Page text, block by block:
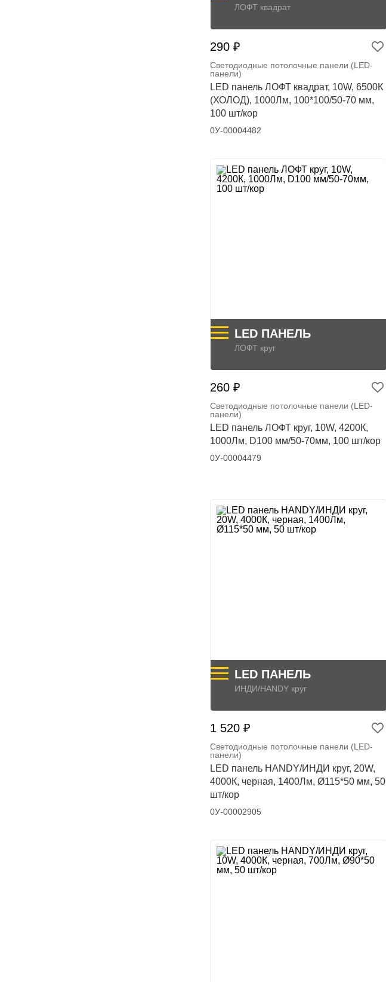
ЛОФТ квадрат
290 ₽
Светодиодные потолочные панели (LED-
панели)
LED панель ЛОФТ квадрат, 10W, 6500К
(ХОЛОД), 1000Лм, 100*100/50-70 мм,
100 шт/кор
0У-00004482
LED ПАНЕЛЬ
ЛОФТ круг
260 ₽
Светодиодные потолочные панели (LED-
панели)
LED панель ЛОФТ круг, 10W, 4200К,
1000Лм, D100 мм/50-70мм, 100 шт/кор
0У-00004479
LED ПАНЕЛЬ
ИНДИ/HANDY круг
1 520 ₽
Светодиодные потолочные панели (LED-
панели)
LED панель HANDY/ИНДИ круг, 20W,
4000К, черная, 1400Лм, Ø115*50 мм, 50
шт/кор
0У-00002905